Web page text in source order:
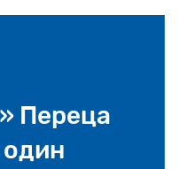
Переца
один